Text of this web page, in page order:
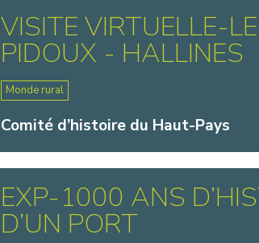
VISITE VIRTUELLE-
PIDOUX - HALLINES
Comité d’histoire du Haut-Pays
Monde rural
EXP-1000 ANS
D’UN PORT